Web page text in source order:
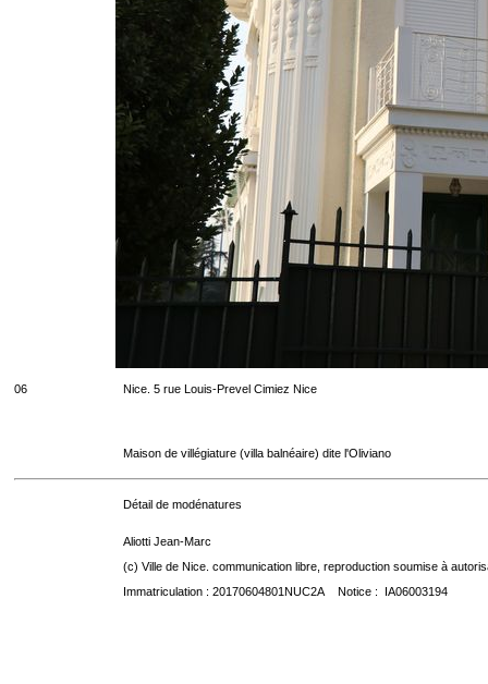
06 Nice. 5 rue Louis-Prevel Cimiez Nice
Maison de villégiature (villa balnéaire) dite l'Oliviano
Détail de modénatures
Aliotti Jean-Marc
(c) Ville de Nice. communication libre, reproduction soumise à
Immatriculation : 20170604801NUC2A Notice : IA06003194